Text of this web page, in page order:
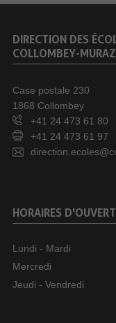
DIRECTION DES
COLLOMBEY-MURAZ
Case postale 230
1868 Collombey
+41 24 473 61 80
+41 24 473 61 97
HORAIRES
Lundi - Mardi
Mercredi
Jeudi - Vendredi